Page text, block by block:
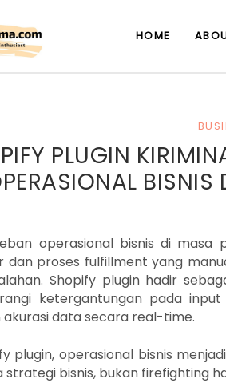
HOME
PLUGIN
BISNIS
operasional bisnis di
dan proses fulfillment yang
Shopify plugin hadir
ketergantungan pada
data secara real-time.
plugin, operasional bisnis
strategi bisnis, bukan firefighting